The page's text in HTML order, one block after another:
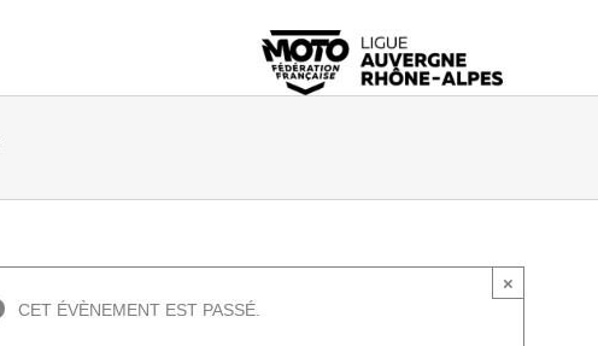
×
CET ÉVÈNEMENT EST PASSÉ.